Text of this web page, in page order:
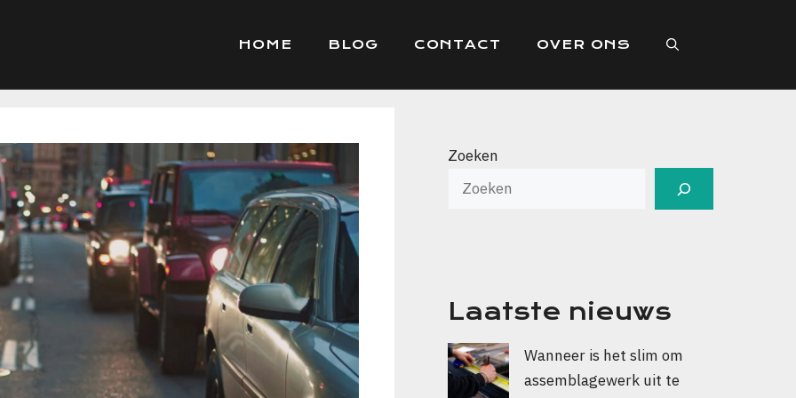
HOME BLOG CONTACT OVER ONS
Zoeken
Laatste nieuws
Wanneer is het slim om
assemblagewerk uit te